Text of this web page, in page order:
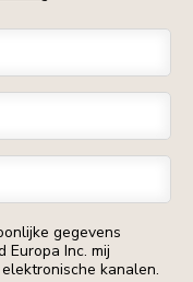
gegevens
Inc. mij
kanalen.